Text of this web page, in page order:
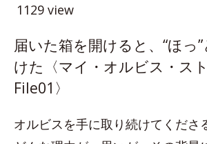
1129 view
届いた箱を開けると、“ほっ
けた〈マイ・オルビス・ス
File01〉
オルビスを手に取り続けてくださ